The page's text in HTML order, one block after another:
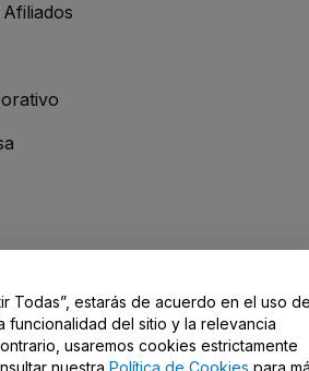
/ Contacto
Todas”, estarás de acuerdo en el uso
funcionalidad del sitio y la relevancia
usaremos cookies estrictamente
nuestra Política de Cookies para